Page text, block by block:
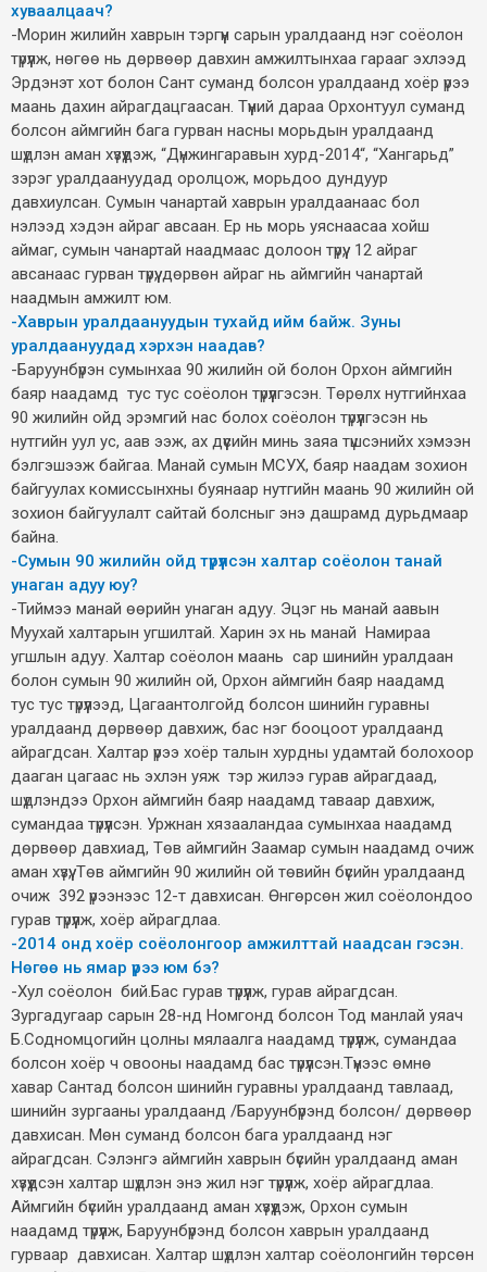
хуваалцаач?
-Морин жилийн хаврын тэргүүн сарын уралдаанд нэг соёолон
түрүүлж, нөгөө нь дөрвөөр давхин амжилтынхаа гарааг эхлээд
Эрдэнэт хот болон Сант суманд болсон уралдаанд хоёр үрээ
маань дахин айрагдацгаасан. Түүний дараа Орхонтуул суманд
болсон аймгийн бага гурван насны морьдын уралдаанд
шүдлэн аман хүзүүдэж, “Дүнжингаравын хурд-2014“, “Хангарьд”
зэрэг уралдаануудад оролцож, морьдоо дундуур
давхиулсан. Сумын чанартай хаврын уралдаанаас бол
нэлээд хэдэн айраг авсаан. Ер нь морь уяснаасаа хойш
аймаг, сумын чанартай наадмаас долоон түрүү, 12 айраг
авсанаас гурван түрүү, дөрвөн айраг нь аймгийн чанартай
наадмын амжилт юм.
-Хаврын уралдаануудын тухайд ийм байж. Зуны
уралдаануудад хэрхэн наадав?
-Баруунбүрэн сумынхаа 90 жилийн ой болон Орхон аймгийн
баяр наадамд тус тус соёолон түрүүлгэсэн. Төрөлх нутгийнхаа
90 жилийн ойд эрэмгий нас болох соёолон түрүүлгэсэн нь
нутгийн уул ус, аав ээж, ах дүүсийн минь заяа түшсэнийх хэмээн
бэлгэшээж байгаа. Манай сумын МСУХ, баяр наадам зохион
байгуулах комиссынхны буянаар нутгийн маань 90 жилийн ой
зохион байгуулалт сайтай болсныг энэ дашрамд дурьдмаар
байна.
-Сумын 90 жилийн ойд түрүүлсэн халтар соёолон танай
унаган адуу юу?
-Тиймээ манай өөрийн унаган адуу. Эцэг нь манай аавын
Муухай халтарын угшилтай. Харин эх нь манай Намираа
угшлын адуу. Халтар соёолон маань сар шинийн уралдаан
болон сумын 90 жилийн ой, Орхон аймгийн баяр наадамд
тус тус түрүүлээд, Цагаантолгойд болсон шинийн гуравны
уралдаанд дөрвөөр давхиж, бас нэг бооцоот уралдаанд
айрагдсан. Халтар үрээ хоёр талын хурдны удамтай болохоор
дааган цагаас нь эхлэн уяж тэр жилээ гурав айрагдаад,
шүдлэндээ Орхон аймгийн баяр наадамд таваар давхиж,
сумандаа түрүүлсэн. Уржнан хязааландаа сумынхаа наадамд
дөрвөөр давхиад, Төв аймгийн Заамар сумын наадамд очиж
аман хүзүү, Төв аймгийн 90 жилийн ой төвийн бүсийн уралдаанд
очиж 392 үрээнээс 12-т давхисан. Өнгөрсөн жил соёолондоо
гурав түрүүлж, хоёр айрагдлаа.
-2014 онд хоёр соёолонгоор амжилттай наадсан гэсэн.
Нөгөө нь ямар үрээ юм бэ?
-Хул соёолон бий.Бас гурав түрүүлж, гурав айрагдсан.
Зургадугаар сарын 28-нд Номгонд болсон Тод манлай уяач
Б.Содномцогийн цолны мялаалга наадамд түрүүлж, сумандаа
болсон хоёр ч овооны наадамд бас түрүүлсэн.Түүнээс өмнө
хавар Сантад болсон шинийн гуравны уралдаанд тавлаад,
шинийн зургааны уралдаанд /Баруунбүрэнд болсон/ дөрвөөр
давхисан. Мөн суманд болсон бага уралдаанд нэг
айрагдсан. Сэлэнгэ аймгийн хаврын бүсийн уралдаанд аман
хүзүүдсэн халтар шүдлэн энэ жил нэг түрүүлж, хоёр айрагдлаа.
Аймгийн бүсийн уралдаанд аман хүзүүдэж, Орхон сумын
наадамд түрүүлж, Баруунбүрэнд болсон хаврын уралдаанд
гурваар давхисан. Халтар шүдлэн халтар соёолонгийн төрсөн